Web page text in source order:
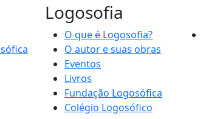
Logosofia
O que é Logosofia?
O autor e suas obras
Eventos
Livros
Fundação Logosófica
Colégio Logosófico